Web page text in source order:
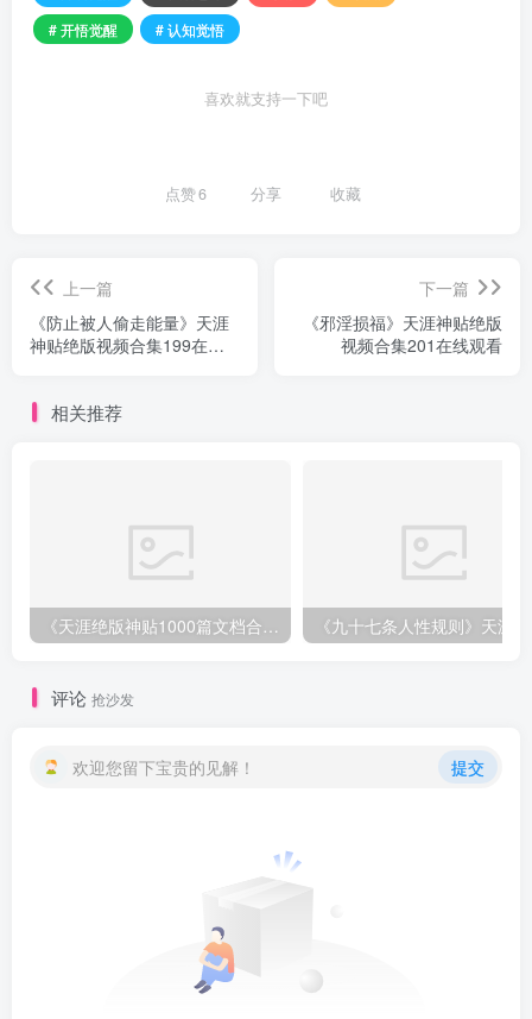
# 开悟觉醒
# 认知觉悟
喜欢就支持一下吧
点赞6 分享 收藏
上一篇
《防止被人偷走能量》天涯
神贴绝版视频合集199在线
下一篇
《邪淫损福》天涯神贴绝版
视频合集201在线观看
相关推荐
《天涯绝版神贴1000篇文档合集》深度挖掘神仙级资源下载
评论 抢沙发
欢迎您留下宝贵的见解！ 提交